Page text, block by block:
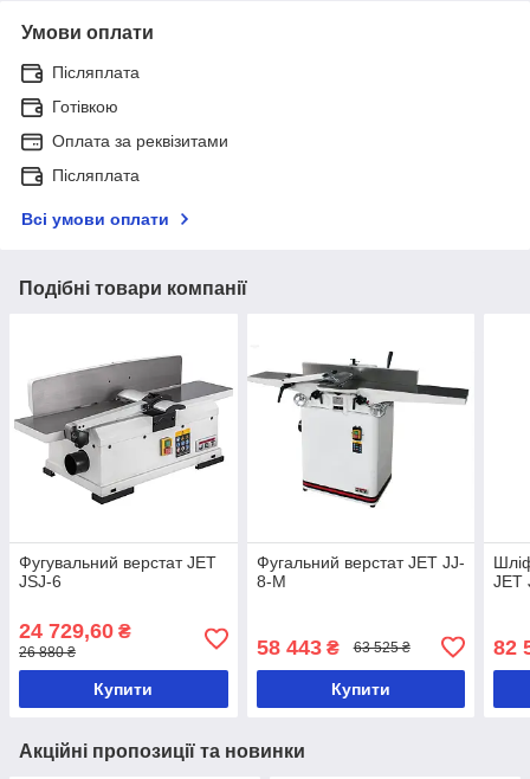
Умови оплати
Післяплата
Готівкою
Оплата за реквізитами
Післяплата
Всі умови оплати
Подібні товари компанії
Фугувальний верстат JET
JSJ-6
24 729,60 ₴
26 880 ₴
Купити
Фугальний верстат JET JJ-
8-M
58 443₴ 63 525 ₴
Купити
JET
82
Акційні пропозиції та новинки